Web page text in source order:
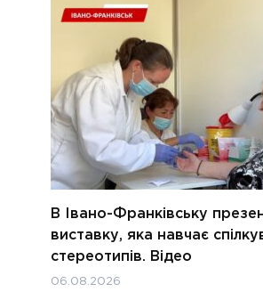
В Івано-Франківську
виставку, яка навчає
стереотипів. Відео
06.08.2026